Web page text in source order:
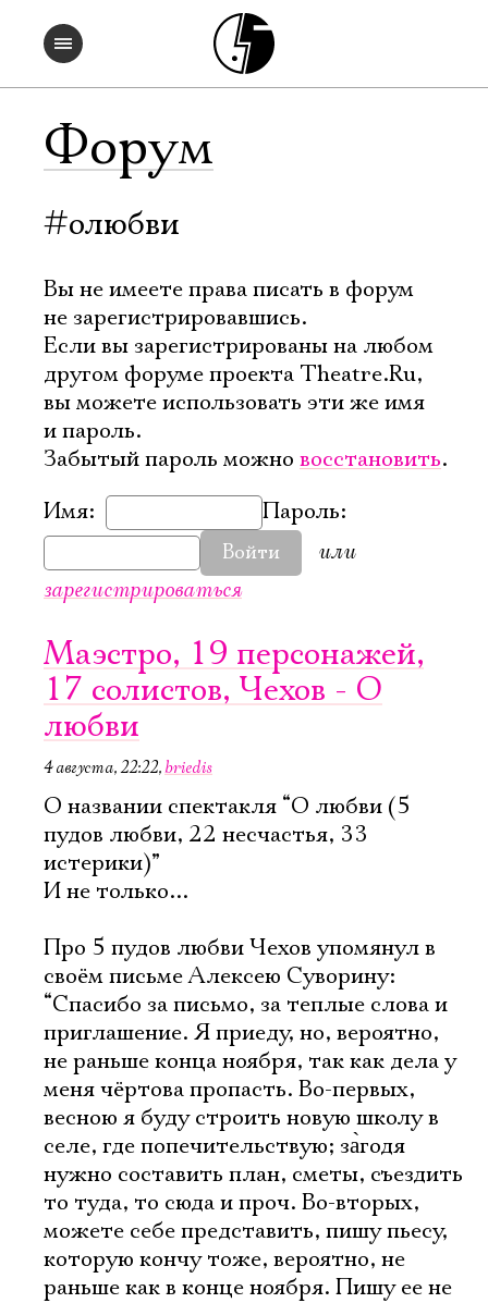
Форум
#олюбви
Вы не имеете права писать в форум
не зарегистрировавшись.
Если вы зарегистрированы на любом
другом форуме проекта Theatre.Ru,
вы можете использовать эти же имя
и пароль.
Забытый пароль можно восстановить.
Имя:
Пароль:
Войти
или
зарегистрироваться
Маэстро, 19 персонажей,
17 солистов, Чехов - О
любви
4 августа, 22:22,briedis
О названии спектакля “О любви (5
пудов любви, 22 несчастья, 33
истерики)”
И не только...
Про 5 пудов любви Чехов упомянул в
своём письме Алексею Суворину:
“Спасибо за письмо, за теплые слова и
приглашение. Я приеду, но, вероятно,
не раньше конца ноября, так как дела у
меня чёртова пропасть. Во-первых,
весною я буду строить новую школу в
селе, где попечительствую; за̀годя
нужно составить план, сметы, съездить
то туда, то сюда и проч. Во-вторых,
можете себе представить, пишу пьесу,
которую кончу тоже, вероятно, не
раньше как в конце ноября. Пишу ее не